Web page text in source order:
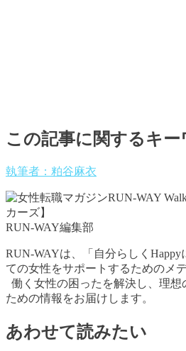
この記事に関するキー
執筆者：粕谷麻衣
RUN-WAY編集部
RUN-WAYは、「自分らしく
ての女性をサポートするためのメ
働く女性の困ったを解決し、理想
ための情報をお届けします。
あわせて読みたい